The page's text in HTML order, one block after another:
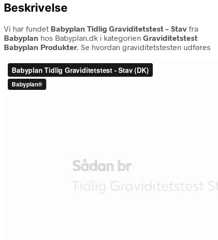
Beskrivelse
Vi har fundet Babyplan Tidlig Graviditetstest – Stav fra
Babyplan hos Babyplan.dk i kategorien Graviditetstest
Babyplan Produkter. Se hvordan graviditetstesten udføres